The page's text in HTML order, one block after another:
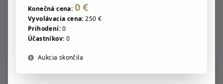
Konečná cena: 0 €
Vyvolávacia cena:250 €
Prihodení:0
Účastníkov: 0
Aukcia skončila